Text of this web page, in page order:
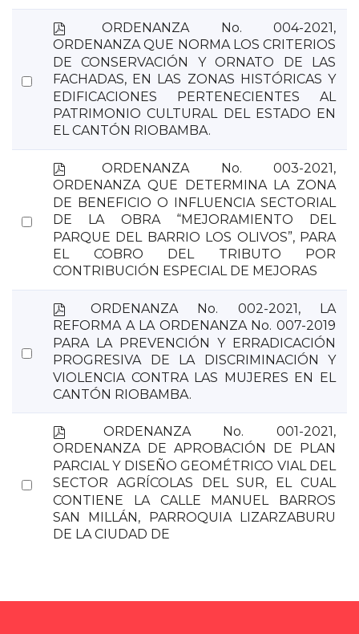
Select
p
d
f
ORDENANZA No. 004-2021,
ORDENANZA QUE NORMA LOS CRITERIOS
DE CONSERVACIÓN Y ORNATO DE LAS
FACHADAS, EN LAS ZONAS HISTÓRICAS Y
EDIFICACIONES PERTENECIENTES AL
PATRIMONIO CULTURAL DEL ESTADO EN
EL CANTÓN RIOBAMBA.
Select
p
d
f
ORDENANZA No. 003-2021,
ORDENANZA QUE DETERMINA LA ZONA
DE BENEFICIO O INFLUENCIA SECTORIAL
DE LA OBRA “MEJORAMIENTO DEL
PARQUE DEL BARRIO LOS OLIVOS”, PARA
EL COBRO DEL TRIBUTO POR
CONTRIBUCIÓN ESPECIAL DE MEJORAS
Select
p
d
f
ORDENANZA No. 002-2021, LA
REFORMA A LA ORDENANZA No. 007-2019
PARA LA PREVENCIÓN Y ERRADICACIÓN
PROGRESIVA DE LA DISCRIMINACIÓN Y
VIOLENCIA CONTRA LAS MUJERES EN EL
CANTÓN RIOBAMBA.
Select
p
d
f
ORDENANZA No. 001-2021,
ORDENANZA DE APROBACIÓN DE PLAN
PARCIAL Y DISEÑO GEOMÉTRICO VIAL DEL
SECTOR AGRÍCOLAS DEL SUR, EL CUAL
CONTIENE LA CALLE MANUEL BARROS
SAN MILLÁN, PARROQUIA LIZARZABURU
DE LA CIUDAD DE